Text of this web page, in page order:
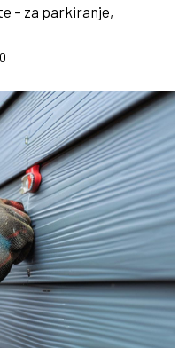
– za parkiranje,
0